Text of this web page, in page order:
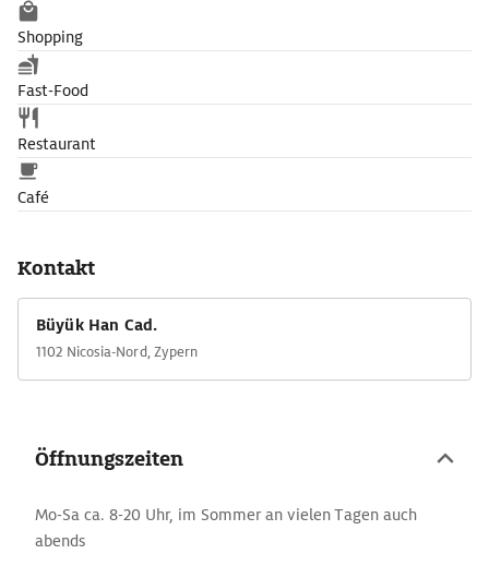
Shopping
Fast-Food
Restaurant
Café
Kontakt
Büyük Han Cad.
1102 Nicosia-Nord, Zypern
Öffnungszeiten
Mo-Sa ca. 8-20 Uhr, im Sommer an vielen Tagen auch
abends